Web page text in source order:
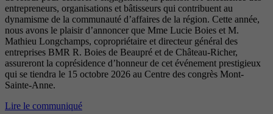
entrepreneurs, organisations et bâtisseurs qui contribuent au
dynamisme de la communauté d’affaires de la région. Cette année,
nous avons le plaisir d’annoncer que Mme Lucie Boies et M.
Mathieu Longchamps, copropriétaire et directeur général des
entreprises BMR R. Boies de Beaupré et de Château-Richer,
assureront la coprésidence d’honneur de cet événement prestigieux
qui se tiendra le 15 octobre 2026 au Centre des congrès Mont-
Sainte-Anne.
Lire le communiqué